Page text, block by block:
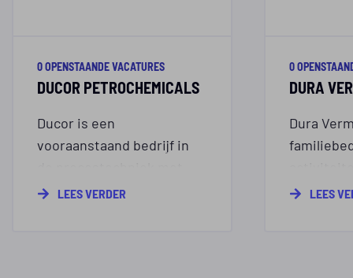
0 OPENSTAANDE VACATURES
DUCOR PETROCHEMICALS
Ducor is een
vooraanstaand bedrijf in
een indrukwekkende staat
LEES VERDER
0
DURA
Dura
vanLEES